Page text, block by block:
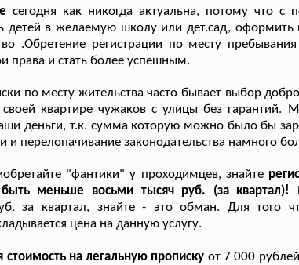
сегодня как никогда актуальна, потому что
детей в желаемую школу или дет.сад, оформить
.Обретение регистрации по месту
права и стать более успешным.
по месту жительства часто бывает выбор
квартире чужаков с улицы без гарантий.
деньги, т.к. сумма которую можно было бы
и перелопачивание законодательства намного
"фантики" у проходимцев, знайте
меньше восьми тысяч руб. (за квартал)!
за квартал, знайте - это обман. Для того
цена на данную услугу.
на легальную прописку от 7 000